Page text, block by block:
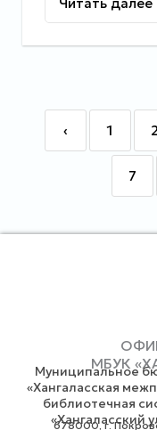
‹ 1
7
МБУК
Муниципальное
«Хангаласская
библиотечная
«Хангаласский
678000, г.